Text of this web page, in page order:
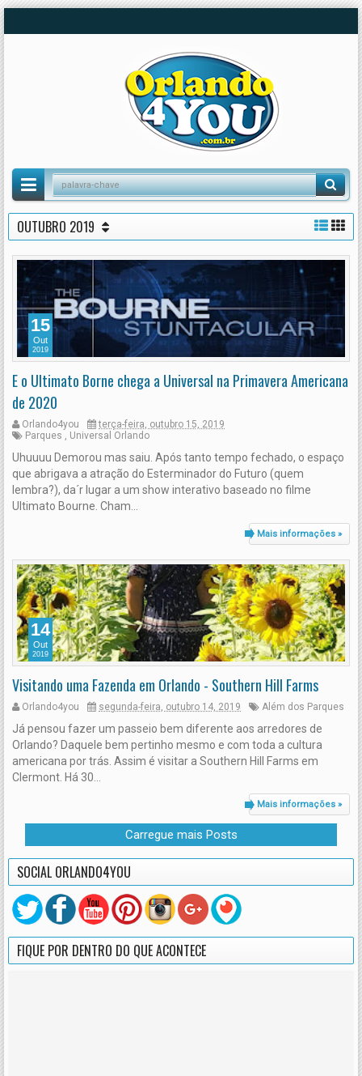
OUTUBRO 2019
E o Ultimato Borne chega a Universal na Primavera Americana
de 2020
Orlando4you
terça-feira, outubro 15, 2019
Parques , Universal Orlando
Uhuuuu Demorou mas saiu. Após tanto tempo fechado, o espaço
que abrigava a atração do Esterminador do Futuro (quem
lembra?), da´r lugar a um show interativo baseado no filme
Ultimato Bourne. Cham...
Mais informações »
15
Out
2019
Visitando uma Fazenda em Orlando - Southern Hill Farms
Orlando4you segunda-feira, outubro 14, 2019 Além dos Parques
Já pensou fazer um passeio bem diferente aos arredores de
Orlando? Daquele bem pertinho mesmo e com toda a cultura
americana por trás. Assim é visitar a Southern Hill Farms em
Clermont. Há 30...
Mais informações »
14
Out
2019
Carregue mais Posts
SOCIAL ORLANDO4YOU
FIQUE POR DENTRO DO QUE ACONTECE